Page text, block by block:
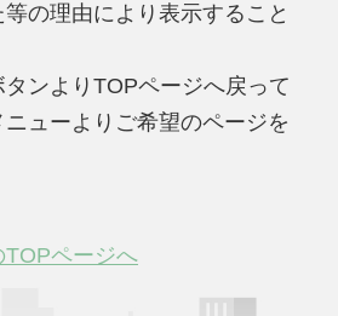
の理由により表示すること
ンよりTOPページへ戻って
ューよりご希望のページを
ページへ